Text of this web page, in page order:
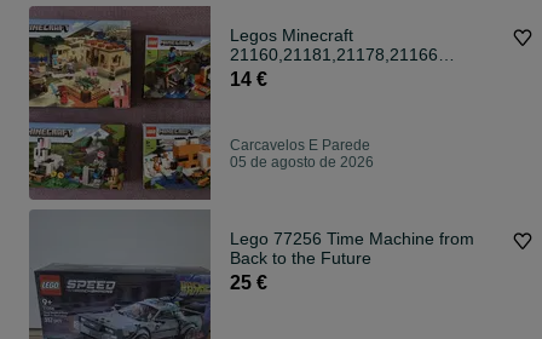
Legos Minecraft
21160,21181,21178,21166
*DESDE 14€ *
14 €
Carcavelos E Parede
05 de agosto de 2026
Lego 77256 Time Machine from
Back to the Future
25 €